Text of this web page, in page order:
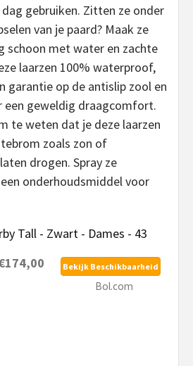
gebruiken. Zitten ze onder
van je paard? Maak ze
schoon met water en zachte
laarzen 100% waterproof,
garantie op de antislip zool en
een geweldig draagcomfort.
te weten dat je deze laarzen
zoals zon of
drogen. Spray ze
onderhoudsmiddel voor
Tall - Zwart - Dames - 43
Bekijk Beschikbaarheid
Bol.com